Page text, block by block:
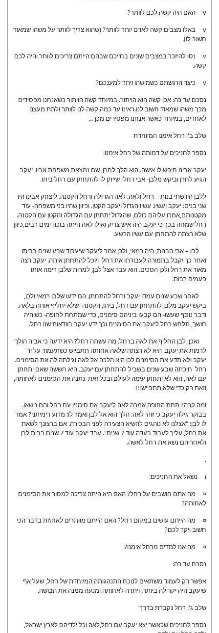
v האם היה קשה לכם לוותר?
v באלו מצבים קשה לאדם יותר לוותר? (שהוא צריך לוותר על משהו שמאוד
חשוב לו).
v נסו להיזכר במצבים שונים בחייכם שבהם הייתם צריכים לוותר והיה לכם
קשה.
v כיצד הרגשתם כשמישהו ויתר למענכם?
נסכם עד כה: אכן קשה הוא הויתור. במיוחד קשה הויתור כשאנחנו מפסידים
מכך משהו שמאוד חשוב לנו.ראינו עד כמה קשה לנו לוותר ולתת מעצנו
לאחרים, במיוחד כאשר אנחנו מפסידים מכך...
שלב ב': רחל אימנו המיוחדת
נספר לחניכים על דמותה של רחל אימנו:
יעקב אבינו חיפש לו אישה. הוא הלך לחרן, שם נמצאת משפחת אביו. יעקב
הגיע לחרן וביקש מלבן- אבי רחל- שייתן לו להתחתן עם רחל ביתו.
ללבן היו שתי בנות – רחל ולאה. לאה הגדולה ורחל הקטנה. ליצחק אבינו היו
שני בנים: יעקב ועשיו. עשיו הגדול ויעקב הקטן. וכיוון שהיו בני משפחה- עוד
מקטנותם,אמרו עליהם כולם, שהגדול יתחתן עם הגדולה והקטן עם הקטנה.
רחל שמחה בכך כי יעקב היה איש צדיק ואילו לאה היתה בוכה ימים רבים,כיוון
שלא רצתה להתחתן עם עשיו הרשע.
לבן – אבי הבנות, היה רמאי, ולכן אמר ליעקב שיעבוד שבע שנים בביתו
ואחר כך יקבל בתמורה לעבודתו את רחל ויוכל להתחתן איתה. יעקב רצה
מאוד את רחל ולכן הסכים. הוא עבד אצל לבן, למרות שלבן רימה אותו
פעמים רבות.
לאחר שבע שנים עמדו יעקב ורחל להתחתן. הם ידעו שלבן רמאי ולכן,
ביקש יעקב מלבן להתחתן עם רחל, ביתו, הקטנה- שלא יחליף אותה בלאה.
ודבר נוסף שעשו- הם קבעו ביניהם סימנים, כדי שמתחת לחופה- כשיהיה
חושך, תלחש רחל ליעקב את הסימנים וכך ידע יעקב בוודאות שזו רחל.
ואכן, לבן החליף את לאה ברחל. מה עשתה רחל? היא ידעה כי אביה הולך
לרמות את יעקב. היא לא רצתה שלאה אחותה תתבייש כשתעמוד על יד
יעקב ולא תדע את הסימנים לכן היא הלכה אל לאה וגילתה לה את הסימנים.
רחל חיכתה שבע שנים בשביל להתחתן עם יעקב. היא חששה שאם יתחתן
עם לאה, הוא לא יתחתן עימה לעולם ובכל זאת נתנה את הסימנים לאחותה,
וזאת רק כדי שלא תתבייש!!!
ומה קרה? תחת החופה אמרה לאה ליעקב את סימניו עם רחל והם נישאו.
בבוקר גילה יעקב כי זוהי לאה. הלך הוא אל לבן ואמר לו: מדוע רימיתני? אמר
לו לבן: "אצלנו לא נוהגים להשיא הצעירה לפני הבכירה. אם ברצונך לשאת
את רחל, עליך לעבוד בעדה עוד 7 שנים". עבד יעקב עוד 7 שנים בבית לבן
ולאחריהם נשא את רחל לאשה.
.
ï נשאל את החניכים:
¤ מה אתם חושבים על רחל? האם היא היתה צריכה למסור את הסימנים
לאחותה?
¤ מה הייתם עושים במקום רחל? האם הייתם מוותרים לאח\ות בדבר הכי
חשוב ויקר לכם?
¤ מה אנו למדים מרחל אימנו?
נסכם עד כה:
אפשר רק לעמוד משתאים לנוכח התנהגותה המיוחדת של רחל, שעל אף
שיעקב היה יקר לה ביותר, ויתרה לאחותה ומנעה ממנה את הבושה.
שלב ג': רחל נקברת בדרך
נספר לחניכים שכאשר יצא יעקב עם רחל,לאה וכל ילדיהם לארץ ישראל,